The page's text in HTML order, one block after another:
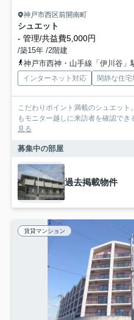
神戸市西区前開南町
シュエット
- 管理/共益費5,000円
/築15年 /2階建
神戸市西神・山手線「伊川谷」
インターネット対応 閑静な住宅
こだわりポイント満載のシュエッ
もモニター越しに来訪者を確認でき
見る
募集中の部屋
過去掲載物件
賃貸マンション